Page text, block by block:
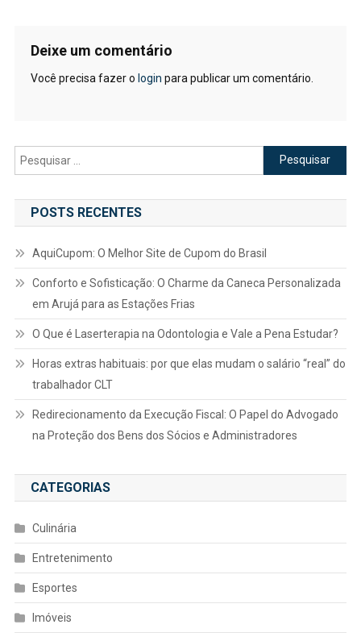
Deixe um comentário
Você precisa fazer o login para publicar um comentário.
Pesquisar
por:
POSTS RECENTES
AquiCupom: O Melhor Site de Cupom do Brasil
Conforto e Sofisticação: O Charme da Caneca Personalizada
em Arujá para as Estações Frias
O Que é Laserterapia na Odontologia e Vale a Pena Estudar?
Horas extras habituais: por que elas mudam o salário “real” do
trabalhador CLT
Redirecionamento da Execução Fiscal: O Papel do Advogado
na Proteção dos Bens dos Sócios e Administradores
CATEGORIAS
Culinária
Entretenimento
Esportes
Imóveis